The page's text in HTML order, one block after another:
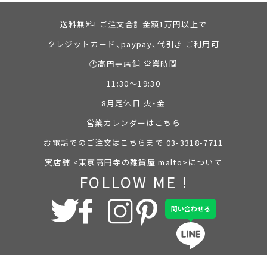
送料無料! ご注文合計金額1万円以上で
クレジットカード、paypay、代引き ご利用可
🕐高円寺店舗 営業時間
11:30～19:30
8月定休日 火・金
営業カレンダーはこちら
お電話でのご注文はこちらまで 03-3318-7711
実店舗 <東京高円寺の雑貨屋 malto>について
FOLLOW ME !
問い合わせる